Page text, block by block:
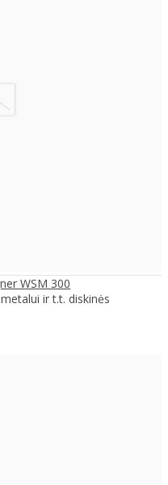
WSM 300
ir t.t. diskinės